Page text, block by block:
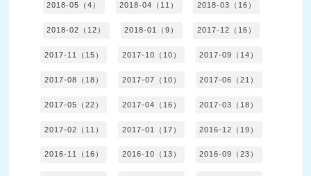
2018-05（4） 2018-04（11） 2018-03（16）
2018-02（12） 2018-01（9） 2017-12（16）
2017-11（15） 2017-10（10） 2017-09（14）
2017-08（18） 2017-07（10） 2017-06（21）
2017-05（22） 2017-04（16） 2017-03（18）
2017-02（11） 2017-01（17） 2016-12（19）
2016-11（16） 2016-10（13） 2016-09（23）